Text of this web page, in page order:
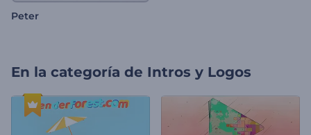
Peter
En la categoría de Intros y Logos